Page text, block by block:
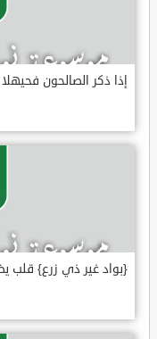
إذا ذكر الصالحون
{بواد غير ذي زرع} قلب